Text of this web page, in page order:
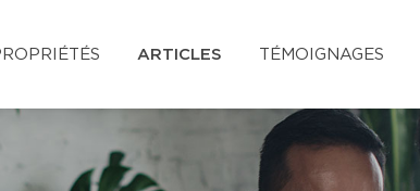
ARTICLES TÉMOIGNAGES